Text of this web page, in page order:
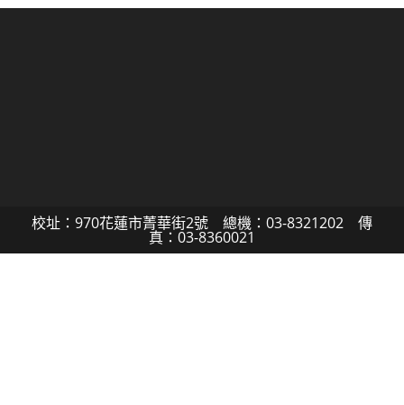
校址：970花蓮市菁華街2號 總機：03-8321202 傳
真：03-8360021